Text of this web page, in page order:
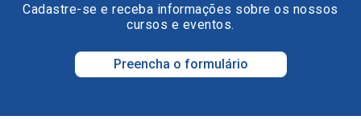
Cadastre-se e receba informações sobre os nossos
cursos e eventos.
Preencha o formulário